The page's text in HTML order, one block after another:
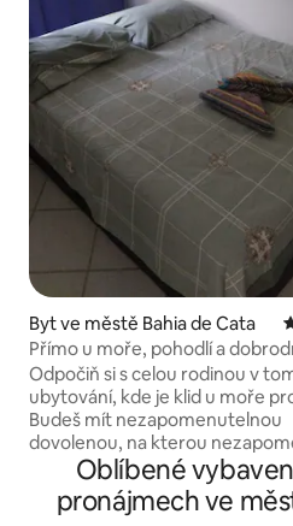
Byt ve městě Bahia de Cata
Přímo u moře, pohodlí a
Odpočiň si s celou rodinou v
ubytování, kde je klid u moře
Budeš mít nezapomenutelnou
dovolenou, na kterou
***Zahrnuji: mýdlo, šampon,
sprchový gel a mýdlo na
toaletní papír! Stůl na domino a
Oblíbené
pronájmech ve